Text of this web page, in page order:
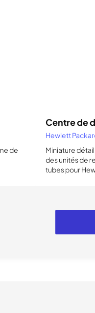
de
Centre de
Hewlett
Miniature
des unités de
tubes pour